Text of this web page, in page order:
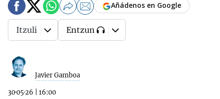
Javier Gamboa
30·05·26 16:00
Añádenos en Google
Itzuli Entzun